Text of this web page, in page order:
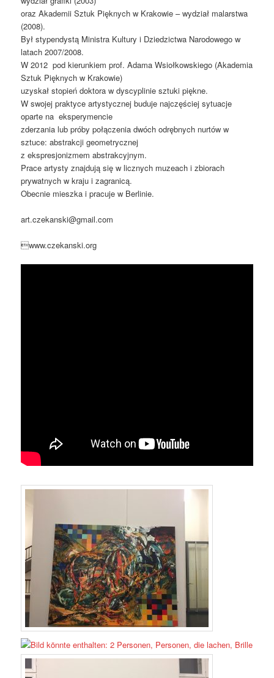
oraz Akademii Sztuk Pięknych w Krakowie – wydział malarstwa
(2008).
Był stypendystą Ministra Kultury i Dziedzictwa Narodowego w
latach 2007/2008.
W 2012 pod kierunkiem prof. Adama Wsiołkowskiego (Akademia
Sztuk Pięknych w Krakowie)
uzyskał stopień doktora w dyscyplinie sztuki piękne.
W swojej praktyce artystycznej buduje najczęściej sytuacje
oparte na eksperymencie
zderzania lub próby połączenia dwóch odrębnych nurtów w
sztuce: abstrakcji geometrycznej
z ekspresjonizmem abstrakcyjnym.
Prace artysty znajdują się w licznych muzeach i zbiorach
prywatnych w kraju i zagranicą.
Obecnie mieszka i pracuje w Berlinie.
art.czekanski@gmail.com
www.czekanski.org